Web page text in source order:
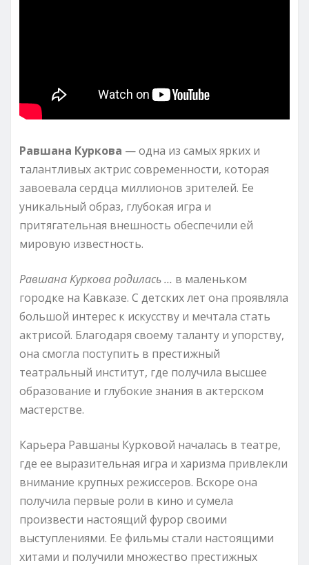
Равшана Куркова — одна из самых ярких и
талантливых актрис современности, которая
завоевала сердца миллионов зрителей. Ее
уникальный образ, глубокая игра и
притягательная внешность обеспечили ей
мировую известность.
Равшана Куркова родилась … в маленьком
городке на Кавказе. С детских лет она проявляла
большой интерес к искусству и мечтала стать
актрисой. Благодаря своему таланту и упорству,
она смогла поступить в престижный
театральный институт, где получила высшее
образование и глубокие знания в актерском
мастерстве.
Карьера Равшаны Курковой началась в театре,
где ее выразительная игра и харизма привлекли
внимание крупных режиссеров. Вскоре она
получила первые роли в кино и сумела
произвести настоящий фурор своими
выступлениями. Ее фильмы стали настоящими
хитами и получили множество престижных